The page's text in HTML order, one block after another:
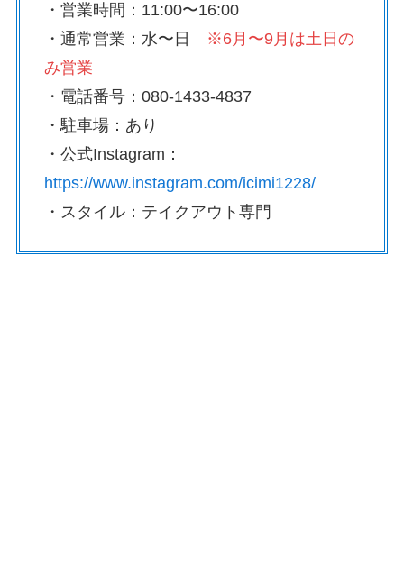
・営業時間：11:00〜16:00
・通常営業：水〜日
※6月〜9月は土日の
み営業
・電話番号：080-1433-4837
・駐車場：あり
・公式Instagram：
https://www.instagram.com/icimi1228/
・スタイル：テイクアウト専門